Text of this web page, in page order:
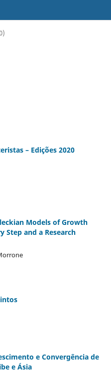
– Edições 2020
Models of Growth
and a Research
e Convergência de
e Ásia